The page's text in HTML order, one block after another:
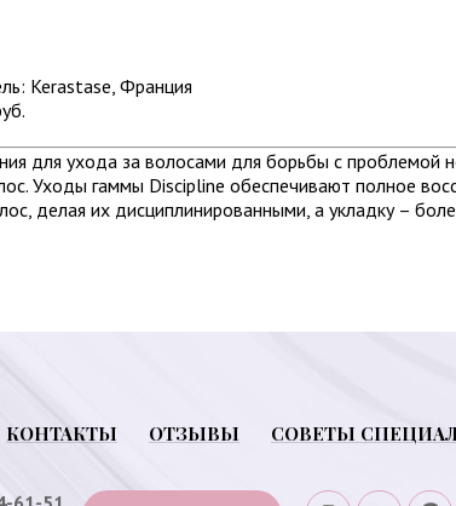
Kerastase, Франция
для ухода за волосами для борьбы с проблемой
Уходы гаммы Discipline обеспечивают полное
делая их дисциплинированными, а укладку –
КОНТАКТЫ ОТЗЫВЫ СОВЕТЫ